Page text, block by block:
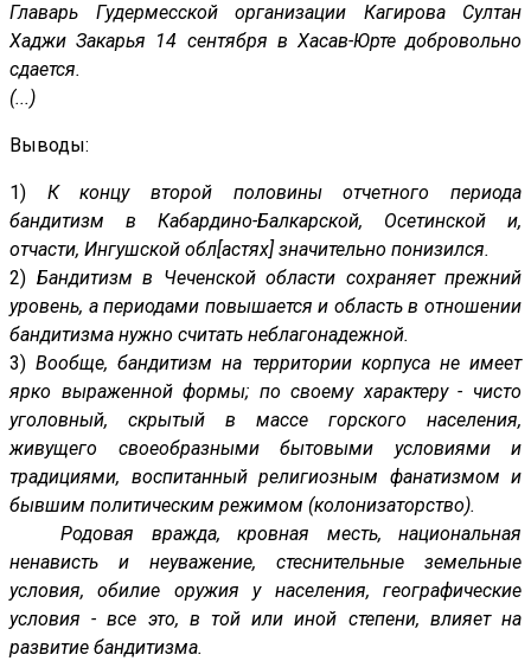
Главарь Гудермесской организации Кагирова Султан
Хаджи Закарья 14 сентября в Хасав-Юрте добровольно
сдается.
(...)
Выводы:
1) К концу второй половины отчетного периода
бандитизм в Кабардино-Балкарской, Осетинской и,
отчасти, Ингушской обл[астях] значительно понизился.
2) Бандитизм в Чеченской области сохраняет прежний
уровень, а периодами повышается и область в отношении
бандитизма нужно считать неблагонадежной.
3)Вообще, бандитизм на территории корпуса не имеет
ярко выраженной формы; по своему характеру - чисто
уголовный, скрытый в массе горского населения,
живущего своеобразными бытовыми условиями и
традициями, воспитанный религиозным фанатизмом и
бывшим политическим режимом (колонизаторство).
Родовая вражда, кровная месть, национальная
ненависть и неуважение, стеснительные земельные
условия, обилие оружия у населения, географические
условия - все это, в той или иной степени, влияет на
развитие бандитизма.